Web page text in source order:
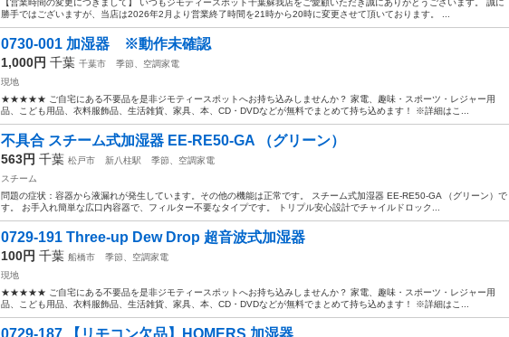
勝手ではございますが、当店は2026年2月より営業終了時間を21時から20時に変更させて頂いております。 ...
0730-001 加湿器 ※動作未確認
1,000円 千葉 千葉市
季節、空調家電
現地
★★★★★ ご自宅にある不要品を是非ジモティースポットへお持ち込みしませんか？ 家電、趣味・スポーツ・レジャー用
品、こども用品、衣料服飾品、生活雑貨、家具、本、CD・DVDなどが無料でまとめて持ち込めます！ ※詳細はこ...
不具合 スチーム式加湿器 EE-RE50-GA （グリーン）
563円 千葉 松戸市 新八柱駅
季節、空調家電
スチーム
問題の症状：容器から液漏れが発生しています。その他の機能は正常です。 スチーム式加湿器 EE-RE50-GA （グリーン）で
す。 お手入れ簡単な広口内容器で、フィルター不要なタイプです。 トリプル安心設計でチャイルドロック...
0729-191 Three-up Dew Drop 超音波式加湿器
100円 千葉 船橋市
季節、空調家電
現地
★★★★★ ご自宅にある不要品を是非ジモティースポットへお持ち込みしませんか？ 家電、趣味・スポーツ・レジャー用
品、こども用品、衣料服飾品、生活雑貨、家具、本、CD・DVDなどが無料でまとめて持ち込めます！ ※詳細はこ...
0729-187 【リモコン欠品】HOMERS 加湿器